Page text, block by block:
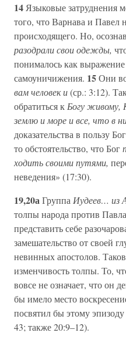
14 Языковые затруднения
того, что Варнава и Павел
происходящего. Но,
разодрали свои одежды,
понималось как
самоуничижения. 15Они
вам человек и(ср.: 3:12).
обратиться к Богу живому,
землю и море и все, что в
доказательства в пользу
то обстоятельство, что Бог
ходить своими путями,
неведения» (17:30).
19,20аГруппа Иудеев… из
толпы народа против
представить себе
замешательство от своей
невинных апостолов.
изменчивость толпы. То,
вовсе не означает, что он
бы имело место
посвятил бы этому
43; также 20:9–12).